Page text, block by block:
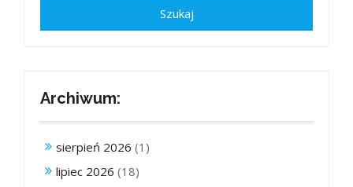
Archiwum:
sierpień 2026 (1)
lipiec 2026 (18)